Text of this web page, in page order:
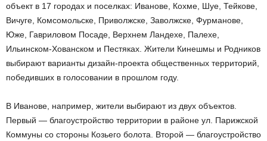
объект в 17 городах и поселках: Иванове, Кохме, Шуе, Тейкове,
Вичуге, Комсомольске, Приволжске, Заволжске, Фурманове,
Юже, Гавриловом Посаде, Верхнем Ландехе, Палехе,
Ильинском-Хованском и Пестяках. Жители Кинешмы и Родников
выбирают варианты дизайн-проекта общественных территорий,
победивших в голосовании в прошлом году.
В Иванове, например, жители выбирают из двух объектов.
Первый — благоустройство территории в районе ул. Парижской
Коммуны со стороны Козьего болота. Второй — благоустройство